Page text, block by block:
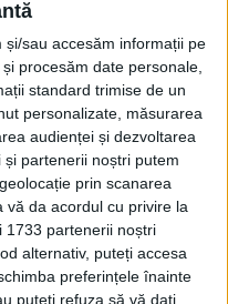
și/sau accesăm informații pe
procesăm date personale,
standard trimise de un
personalizate, măsurarea
audienței și dezvoltarea
partenerii noștri putem
prin scanarea
vă da acordul cu privire la
1733 partenerii noștri
alternativ, puteți accesa
preferințele înainte
puteți refuza să vă dați
viața unor...
din Europa!.